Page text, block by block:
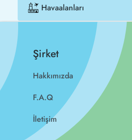
Havaalanları
Şirket
Hakkımızda
F.A.Q
İletişim